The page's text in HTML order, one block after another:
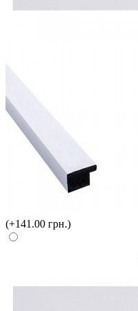
(+141.00 грн.)